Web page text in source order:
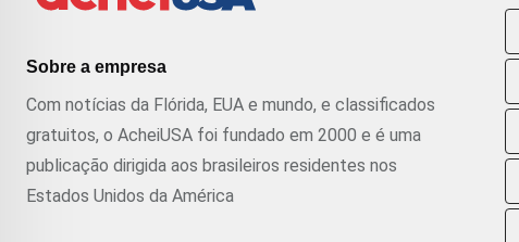
Sobre a empresa
Com notícias da Flórida, EUA e mundo, e classificados
gratuitos, o AcheiUSA foi fundado em 2000 e é uma
publicação dirigida aos brasileiros residentes nos
Estados Unidos da América